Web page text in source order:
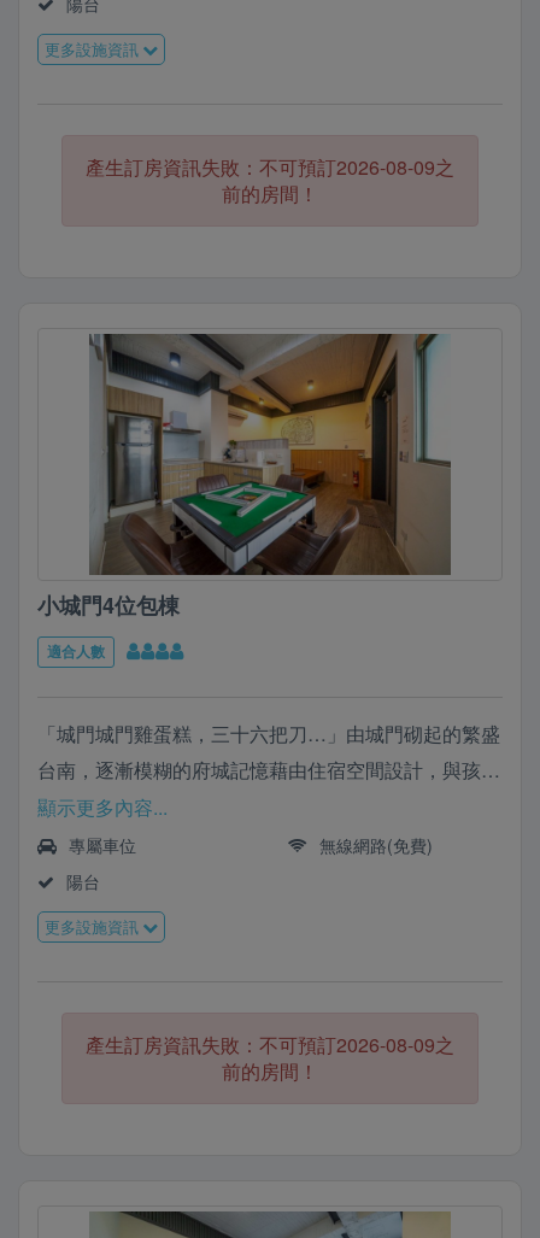
更多設施資訊
產生訂房資訊失敗：不可預訂2026-08-09之
前的房間！
小城門4位包棟
適合人數
「城門城門雞蛋糕，三十六把刀…」由城門砌起的繁盛
台南，逐漸模糊的府城記憶藉由住宿空間設計，與孩子
唱著童謠，喚起台南城門回憶
顯示更多內容...
專屬車位
無線網路(免費)
陽台
更多設施資訊
產生訂房資訊失敗：不可預訂2026-08-09之
前的房間！